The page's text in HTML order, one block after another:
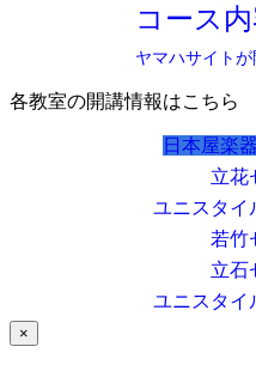
コース
ヤマハサイト
各教室の開講情報はこちら
日本屋楽
立花
ユニスタイ
若竹
立石
ユニスタイ
×